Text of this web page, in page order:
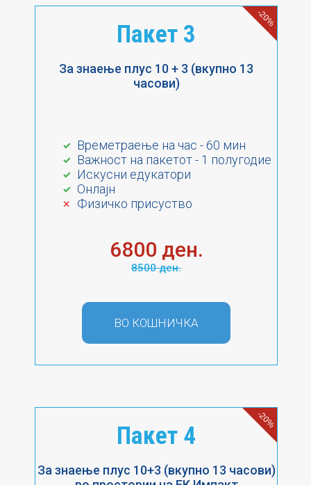
-20%
Пакет 3
За знаење плус 10 + 3 (вкупно 13
часови)
Времетраење на час - 60 мин
Важност на пакетот - 1 полугодие
Искусни едукатори
Онлајн
Физичко присуство
6800 ден.
8500 ден.
ВО КОШНИЧКА
-20%
Пакет 4
За знаење плус 10+3 (вкупно 13 часови)